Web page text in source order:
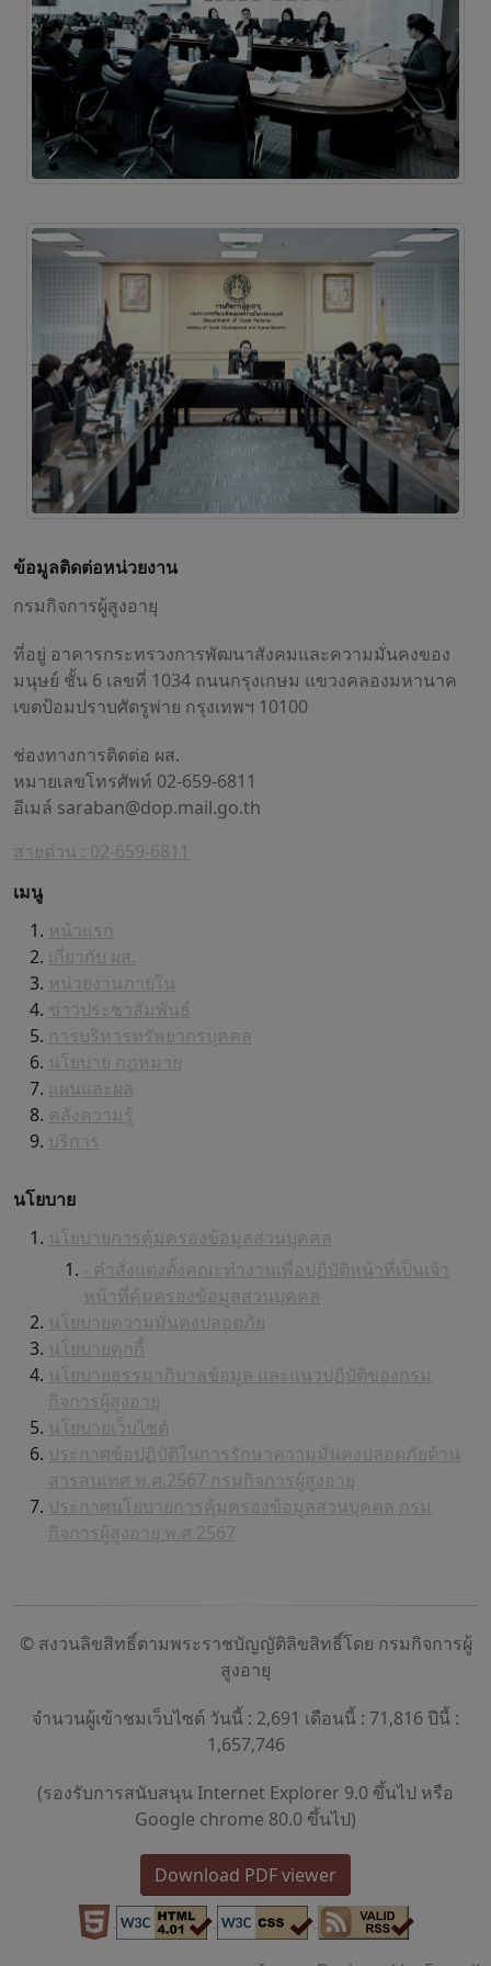
ข้อมูลติดต่อหน่วยงาน
กรมกิจการผู้สูงอายุ
ที่อยู่ อาคารกระทรวงการพัฒนาสังคมและความมั่นคงของ
มนุษย์ ชั้น 6 เลขที่ 1034 ถนนกรุงเกษม แขวงคลองมหานาค
เขตป้อมปราบศัตรูพ่าย กรุงเทพฯ 10100
ช่องทางการติดต่อ ผส.
หมายเลขโทรศัพท์ 02-659-6811
อีเมล์ saraban@dop.mail.go.th
สายด่วน : 02-659-6811
เมนู
หน้าแรก
เกี่ยวกับ ผส.
หน่วยงานภายใน
ข่าวประชาสัมพันธ์
การบริหารทรัพยากรบุคคล
นโยบาย กฎหมาย
แผนและผล
คลังความรู้
บริการ
นโยบาย
นโยบายการคุ้มครองข้อมูลส่วนบุคคล
- คำสั่งแต่งตั้งคณะทำงานเพื่อปฏิบัติหน้าที่เป็นเจ้า
หน้าที่คุ้มครองข้อมูลส่วนบุคคล
นโยบายความมั่นคงปลอดภัย
นโยบายคุกกี้
นโยบายธรรมาภิบาลข้อมูล และแนวปฏิบัติของกรม
กิจการผู้สูงอายุ
นโยบายเว็บไซต์
ประกาศข้อปฏิบัติในการรักษาความมั่นคงปลอดภัยด้าน
สารสนเทศ พ.ศ.2567 กรมกิจการผู้สูงอายุ
ประกาศนโยบายการคุ้มครองข้อมูลส่วนบุคคล กรม
กิจการผู้สูงอายุ พ.ศ.2567
© สงวนลิขสิทธิ์ตามพระราชบัญญัติลิขสิทธิ์โดย กรมกิจการผู้
สูงอายุ
จำนวนผู้เข้าชมเว็บไซต์ วันนี้ : 2,691 เดือนนี้ : 71,816 ปีนี้ :
1,657,746
(รองรับการสนับสนุน Internet Explorer 9.0 ขึ้นไป หรือ
Google chrome 80.0 ขึ้นไป)
Download PDF viewer